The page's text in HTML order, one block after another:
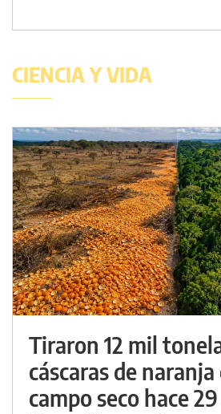
CIENCIA Y VIDA
Tiraron 12 mil
cáscaras de naranja
campo seco hace